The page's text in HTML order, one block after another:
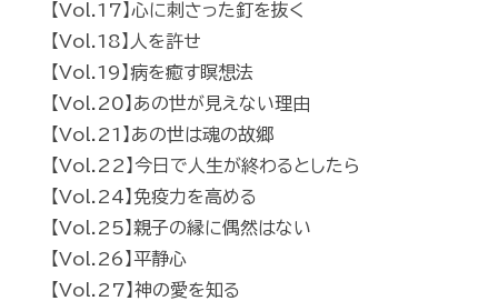
【Vol.17】心に刺さった釘を抜く
【Vol.18】人を許せ
【Vol.19】病を癒す瞑想法
【Vol.20】あの世が見えない理由
【Vol.21】あの世は魂の故郷
【Vol.22】今日で人生が終わるとしたら
【Vol.24】免疫力を高める
【Vol.25】親子の縁に偶然はない
【Vol.26】平静心
【Vol.27】神の愛を知る